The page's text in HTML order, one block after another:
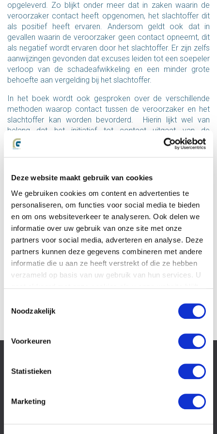
Deze website maakt gebruik van cookies
We gebruiken cookies om content en advertenties te
personaliseren, om functies voor social media te bieden
en om ons websiteverkeer te analyseren. Ook delen we
informatie over uw gebruik van onze site met onze
partners voor social media, adverteren en analyse. Deze
partners kunnen deze gegevens combineren met andere
informatie die u aan ze heeft verstrekt of die ze hebben
verzameld op basis van uw gebruik van hun services. U
Noodzakelijk
Voorkeuren
Statistieken
Marketing
opgeleverd. Zo blijkt onder meer dat in zaken waarin de
veroorzaker contact heeft opgenomen, het slachtoffer dit
als positief heeft ervaren. Andersom geldt ook dat in
gevallen waarin de veroorzaker geen contact opneemt, dit
als negatief wordt ervaren door het slachtoffer. Er zijn zelfs
aanwijzingen gevonden dat excuses leiden tot een soepeler
verloop van de schadeafwikkeling en een minder grote
behoefte aan vergelding bij het slachtoffer.
In het boek wordt ook gesproken over de verschillende
methoden waarop contact tussen de veroorzaker en het
slachtoffer kan worden bevorderd. Hierin lijkt wel van
belang dat het initiatief tot contact uitgaat van de
veroorzaker zelf en niet diens verzekeraar. Er worden zelfs
een aantal conceptbrieven bijgevoegd die de verzekeraar
bevorderen. De verzekeraar zou ook een deel van deze
voorbeeldbrieven kunnen verwerken in de al bestaande
eigen brief.
Marinda Krijgsman is expert bij Letselschade.com
mkrijgsman@letselschade.com
letselschade
Wat is
Het